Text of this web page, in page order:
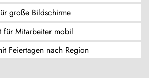
große Bildschirme
für Mitarbeiter mobil
Feiertagen nach Region